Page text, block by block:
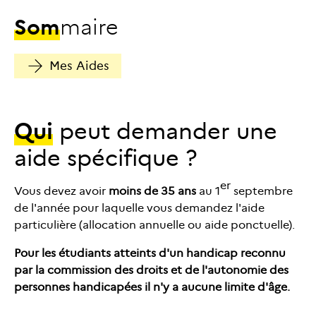
Sommaire
Mes Aides
Qui peut demander une
aide spécifique ?
Vous devez avoir moins de35 ans au 1er septembre
de l'année pour laquelle vous demandez l'aide
particulière (allocation annuelle ou aide ponctuelle).
Pour les étudiants atteints d'un handicap reconnu
par la commission des droits et de l'autonomie des
personnes handicapées il n'y a aucune limite d'âge.